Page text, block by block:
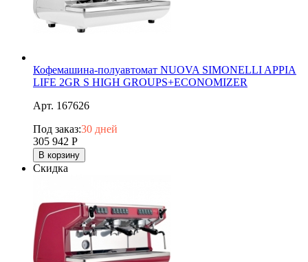
Кофемашина-полуавтомат NUOVA SIMONELLI APPIA
LIFE 2GR S HIGH GROUPS+ECONOMIZER
Арт. 167626
Под заказ:30 дней
305 942 Р
В корзину
Скидка